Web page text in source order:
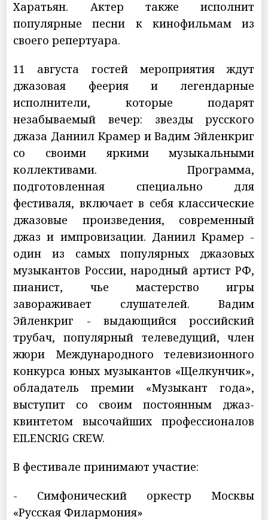
Харатьян. Актер также исполнит
популярные песни к кинофильмам из
своего репертуара.
11 августа гостей мероприятия ждут
джазовая феерия и легендарные
исполнители, которые подарят
незабываемый вечер: звезды русского
джаза Даниил Крамер и Вадим Эйленкриг
со своими яркими музыкальными
коллективами. Программа,
подготовленная специально для
фестиваля, включает в себя классические
джазовые произведения, современный
джаз и импровизации. Даниил Крамер -
один из самых популярных джазовых
музыкантов России, народный артист РФ,
пианист, чье мастерство игры
завораживает слушателей. Вадим
Эйленкриг - выдающийся российский
трубач, популярный телеведущий, член
жюри Международного телевизионного
конкурса юных музыкантов «Щелкунчик»,
обладатель премии «Музыкант года»,
выступит со своим постоянным джаз-
квинтетом высочайших профессионалов
EILENCRIG CREW.
В фестивале принимают участие:
- Симфонический оркестр Москвы
«Русская Филармония»